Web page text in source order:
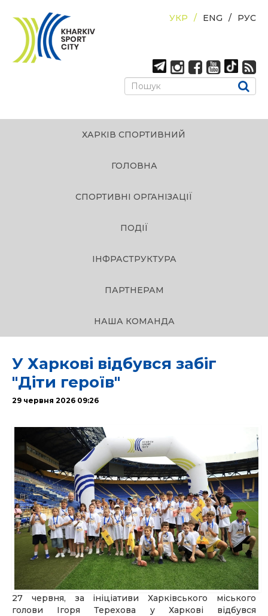
РУС
ENG
УКР
ХАРКІВ СПОРТИВНИЙ
ГОЛОВНА
СПОРТИВНІ ОРГАНІЗАЦІЇ
ПОДІЇ
ІНФРАСТРУКТУРА
ПАРТНЕРАМ
НАША КОМАНДА
У Харкові відбувся забіг
"Діти героїв"
29 червня 2026 09:26
27 червня, за ініціативи Харківського міського
голови Ігоря Терехова у Харкові відбувся